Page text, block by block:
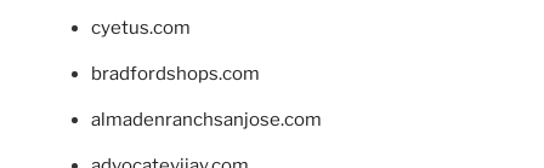
cyetus.com
bradfordshops.com
almadenranchsanjose.com